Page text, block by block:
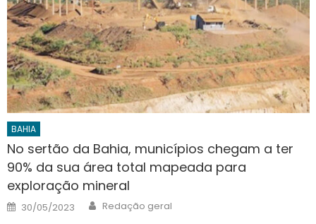
BAHIA
No sertão da Bahia, municípios chegam a ter
90% da sua área total mapeada para
exploração mineral
Posted
on
30/05/2023 Author
Redação geral